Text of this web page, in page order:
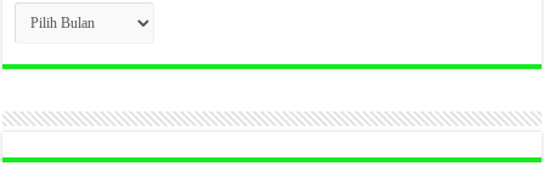
CLICK
BERITA
LAMA
DI